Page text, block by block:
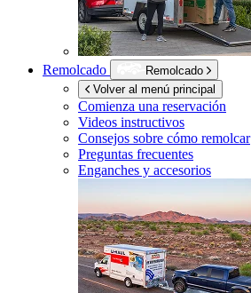
Remolcado
Remolcado
Volver al menú principal
Comienza una reservación
Videos instructivos
Consejos sobre cómo remolcar
Preguntas frecuentes
Enganches y accesorios